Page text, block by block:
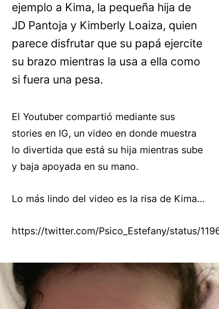
ejemplo a Kima, la pequeña hija de
JD Pantoja y Kimberly Loaiza, quien
parece disfrutar que su papá ejercite
su brazo mientras la usa a ella como
si fuera una pesa.
El Youtuber compartió mediante sus
stories en IG, un video en donde muestra
lo divertida que está su hija mientras sube
y baja apoyada en su mano.
Lo más lindo del video es la risa de Kima…
https://twitter.com/Psico_Estefany/status/